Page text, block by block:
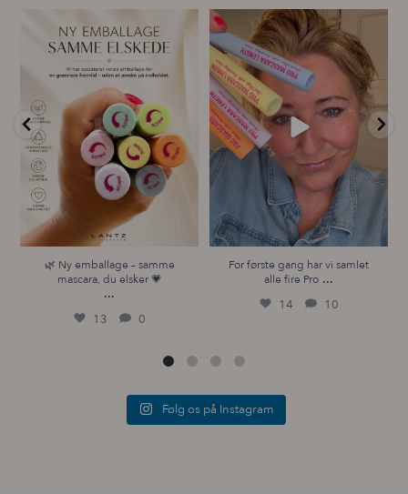
🌿 Ny emballage – samme
mascara, du elsker 💗
...
13
🌿 Ny emballage – samme
mascara, du elsker 💗
...
13 0
For første gang har vi samlet
alle fire Pro...
14
For første gang har vi samlet
alle fire Pro ...
14 10
Følg os på Instagram